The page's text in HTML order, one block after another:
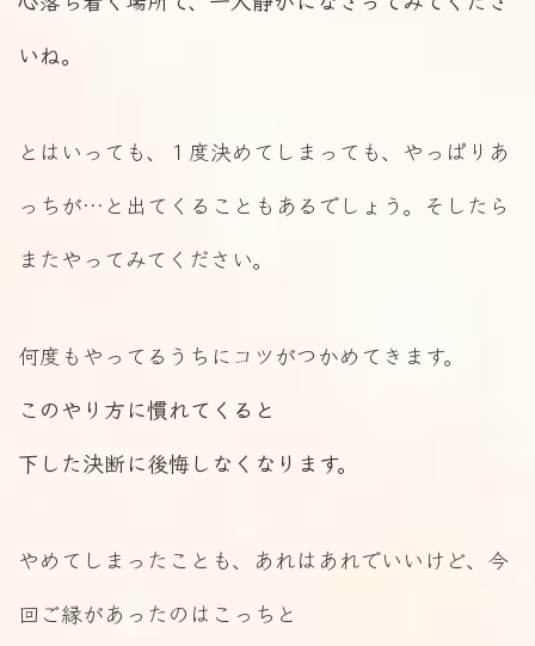
いね。
とはいっても、１度決めてしまっても、やっぱりあ
っちが…と出てくることもあるでしょう。そしたら
またやってみてください。
何度もやってるうちにコツがつかめてきます。
このやり方に慣れてくると
下した決断に後悔しなくなります。
やめてしまったことも、あれはあれでいいけど、今
回ご縁があったのはこっちと